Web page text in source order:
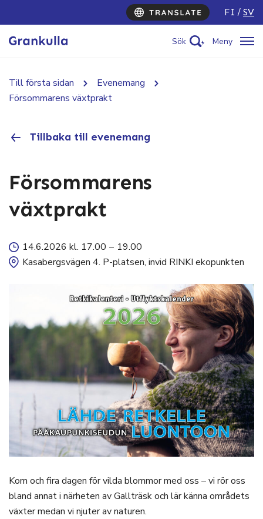
FI SV
Sök Meny
Till första sidan
Evenemang
Försommarens växtprakt
Tillbaka till evenemang
Försommarens
växtprakt
14.6.2026 kl. 17.00 – 19.00
Kasabergsvägen 4. P-platsen, invid RINKI ekopunkten
Kom och fira dagen för vilda blommor med oss – vi rör oss
bland annat i närheten av Gallträsk och lär känna områdets
växter medan vi njuter av naturen.